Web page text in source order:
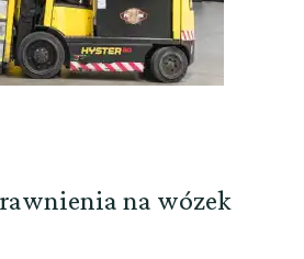
na wózek